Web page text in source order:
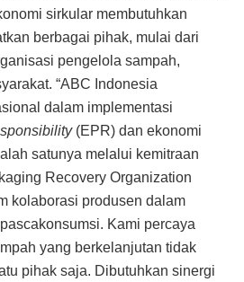
sirkular membutuhkan
berbagai pihak, mulai dari
pengelola sampah,
“ABC Indonesia
dalam implementasi
(EPR) dan ekonomi
satunya melalui kemitraan
Recovery Organization
kolaborasi produsen dalam
Kami percaya
yang berkelanjutan tidak
pihak saja. Dibutuhkan sinergi